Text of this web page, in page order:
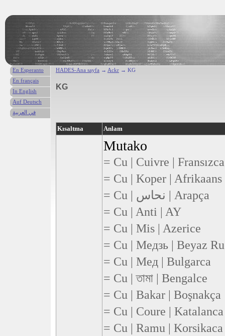
HADES-Ana sayfa → Ackr → KG
KG
Kısaltma Anlam
Mutako
= Cu | Cuivre | Fransızca
= Cu | Koper | Afrikaans
= Cu | نحاس | Arapça
= Cu | Anti | AY
= Cu | Mis | Azerice
= Cu | Медзь | Beyaz
= Cu | Мед | Bulgarca
= Cu | তামা | Bengalce
= Cu | Bakar | Boşnakça
= Cu | Coure | Katalanca
= Cu | Ramu | Korsikaca
En Esperanto
En français
In English
Auf Deutsch
في العربية